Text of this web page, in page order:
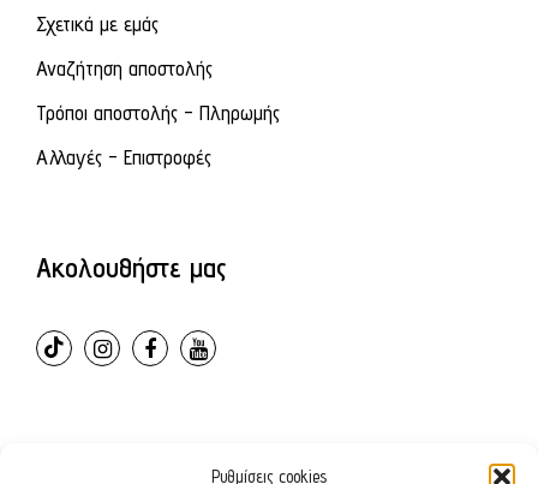
Ρυθμίσεις cookies
Σχετικά με εμάς
Αναζήτηση αποστολής
Τρόποι αποστολής - Πληρωμής
Αλλαγές - Επιστροφές
Ακολουθήστε μας